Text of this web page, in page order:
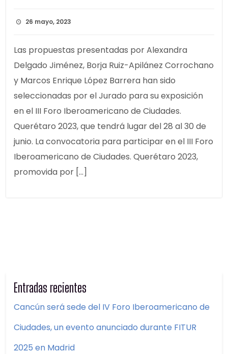
26 mayo, 2023
Las propuestas presentadas por Alexandra
Delgado Jiménez, Borja Ruiz-Apilánez Corrochano
y Marcos Enrique López Barrera han sido
seleccionadas por el Jurado para su exposición
en el III Foro Iberoamericano de Ciudades.
Querétaro 2023, que tendrá lugar del 28 al 30 de
junio. La convocatoria para participar en el III Foro
Iberoamericano de Ciudades. Querétaro 2023,
promovida por […]
Entradas recientes
Cancún será sede del IV Foro Iberoamericano de
Ciudades, un evento anunciado durante FITUR
2025 en Madrid